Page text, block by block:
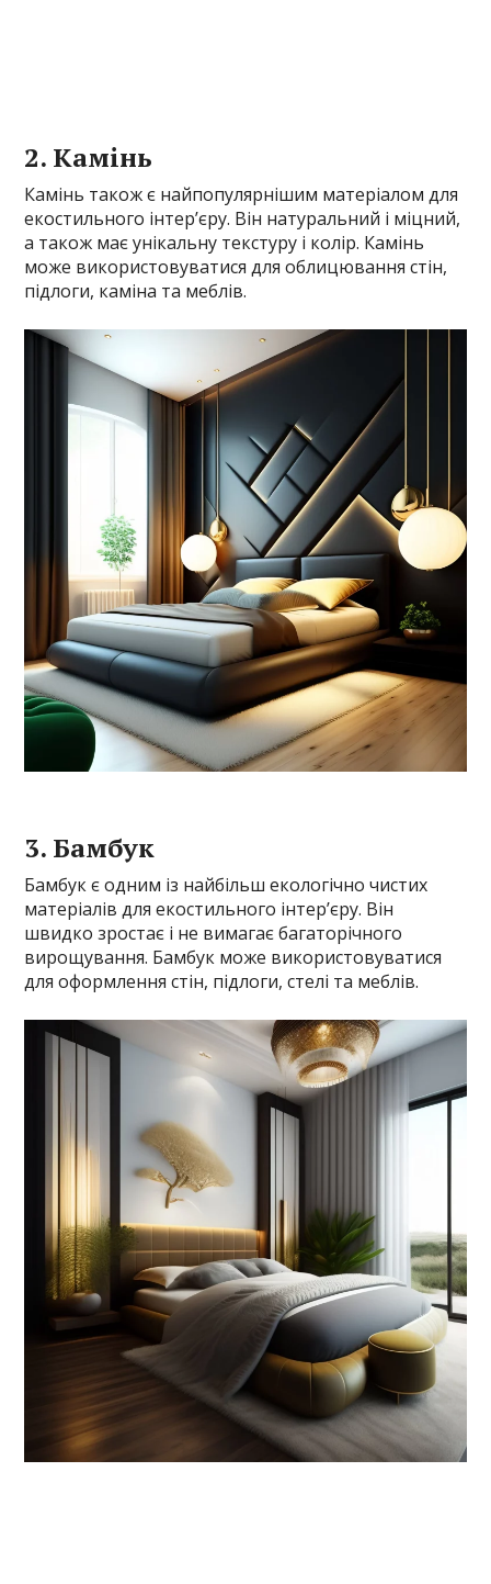
2. Камінь
Камінь також є найпопулярнішим матеріалом для
екостильного інтер’єру. Він натуральний і міцний,
а також має унікальну текстуру і колір. Камінь
може використовуватися для облицювання стін,
підлоги, каміна та меблів.
3. Бамбук
Бамбук є одним із найбільш екологічно чистих
матеріалів для екостильного інтер’єру. Він
швидко зростає і не вимагає багаторічного
вирощування. Бамбук може використовуватися
для оформлення стін, підлоги, стелі та меблів.